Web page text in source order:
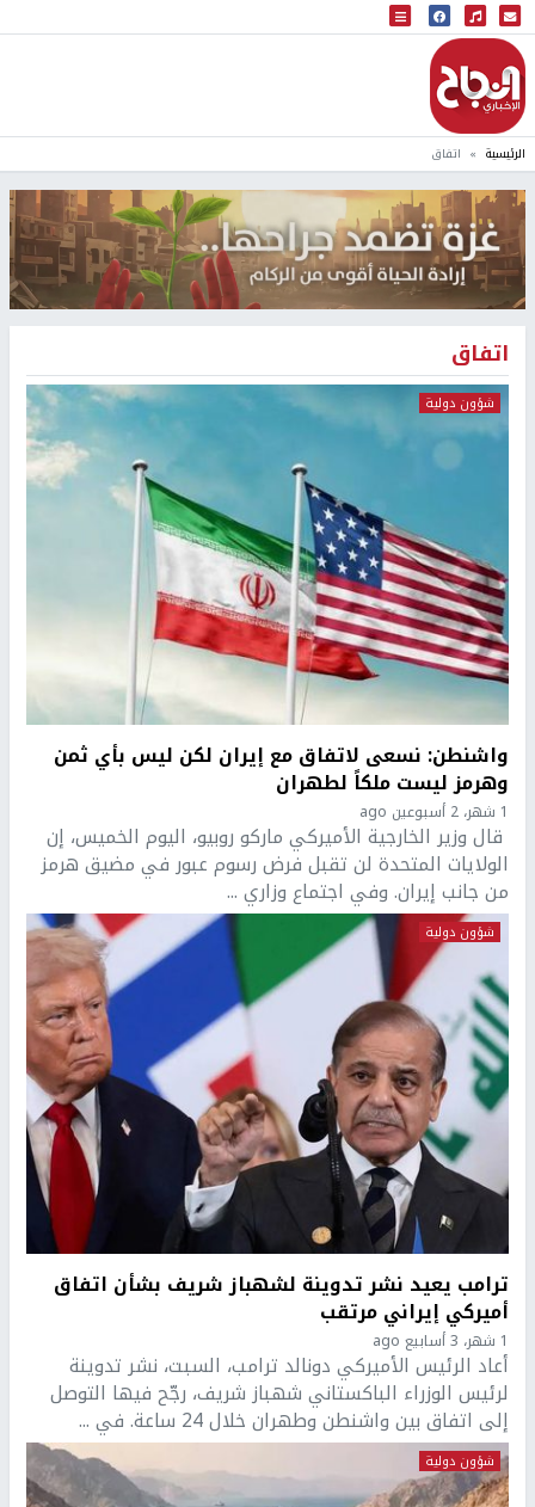
البث المباشر
إذاعة النجاح
الرئيسية اتفاق
اتفاق
شؤون دولية
واشنطن: نسعى لاتفاق مع إيران لكن ليس بأي ثمن
وهرمز ليست ملكاً لطهران
1 شهر، 2 أسبوعين ago
قال وزير الخارجية الأميركي ماركو روبيو، اليوم الخميس، إن
الولايات المتحدة لن تقبل فرض رسوم عبور في مضيق هرمز
من جانب إيران. وفي اجتماع وزاري ...
شؤون دولية
ترامب يعيد نشر تدوينة لشهباز شريف بشأن اتفاق
أميركي إيراني مرتقب
1 شهر، 3 أسابيع ago
أعاد الرئيس الأميركي دونالد ترامب، السبت، نشر تدوينة
لرئيس الوزراء الباكستاني شهباز شريف، رجّح فيها التوصل
إلى اتفاق بين واشنطن وطهران خلال 24 ساعة. في ...
شؤون دولية